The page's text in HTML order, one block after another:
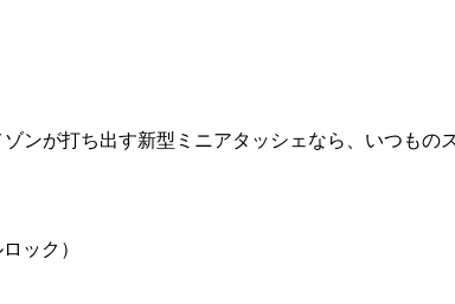
が打ち出す新型ミニアタッシェなら、いつもの
ック）